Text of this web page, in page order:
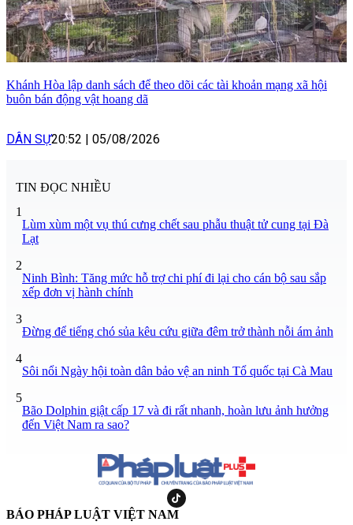
Khánh Hòa lập danh sách để theo dõi các tài khoản mạng xã hội
buôn bán động vật hoang dã
DÂN SỰ20:52 05/08/2026
TIN ĐỌC NHIỀU
1
Lùm xùm một vụ thú cưng chết sau phẫu thuật tử cung tại Đà
Lạt
2
Ninh Bình: Tăng mức hỗ trợ chi phí đi lại cho cán bộ sau sắp
xếp đơn vị hành chính
3
Đừng để tiếng chó sủa kêu cứu giữa đêm trở thành nỗi ám ảnh
4
Sôi nổi Ngày hội toàn dân bảo vệ an ninh Tổ quốc tại Cà Mau
5
Bão Dolphin giật cấp 17 và đi rất nhanh, hoàn lưu ảnh hưởng
đến Việt Nam ra sao?
BÁO PHÁP LUẬT VIỆT NAM